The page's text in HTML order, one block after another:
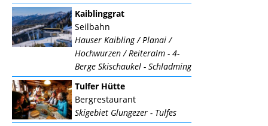
Kaiblinggrat
Seilbahn
Hauser Kaibling / Planai /
Hochwurzen / Reiteralm - 4-
Berge Skischaukel - Schladming
Tulfer Hütte
Bergrestaurant
Skigebiet Glungezer - Tulfes